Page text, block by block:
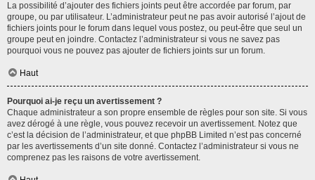
La possibilité d’ajouter des fichiers joints peut être accordée par forum, par
groupe, ou par utilisateur. L’administrateur peut ne pas avoir autorisé l’ajout de
fichiers joints pour le forum dans lequel vous postez, ou peut-être que seul un
groupe peut en joindre. Contactez l’administrateur si vous ne savez pas
pourquoi vous ne pouvez pas ajouter de fichiers joints sur un forum.
Haut
Pourquoi ai-je reçu un avertissement ?
Chaque administrateur a son propre ensemble de règles pour son site. Si vous
avez dérogé à une règle, vous pouvez recevoir un avertissement. Notez que
c’est la décision de l’administrateur, et que phpBB Limited n’est pas concerné
par les avertissements d’un site donné. Contactez l’administrateur si vous ne
comprenez pas les raisons de votre avertissement.